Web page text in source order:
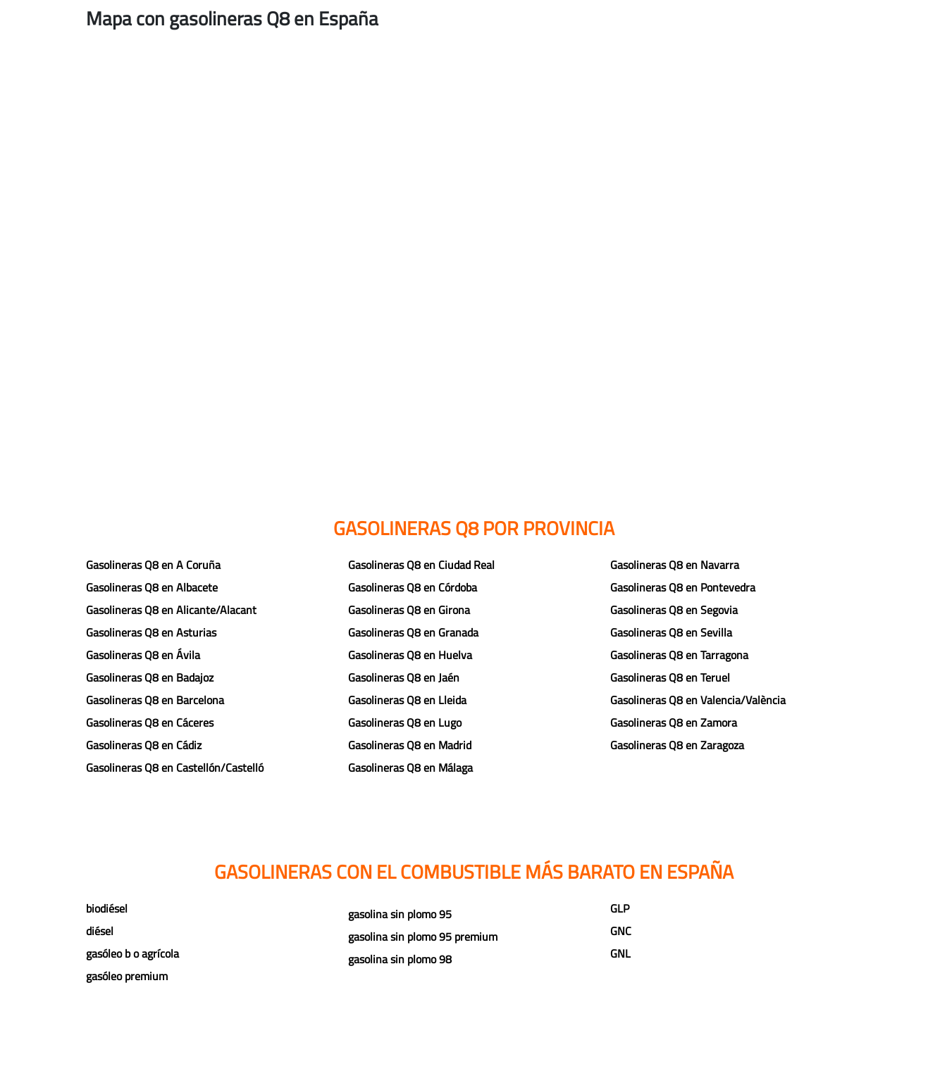
Mapa con gasolineras Q8 en España
GASOLINERAS Q8 POR PROVINCIA
Gasolineras Q8 en A Coruña
Gasolineras Q8 en Albacete
Gasolineras Q8 en Alicante/Alacant
Gasolineras Q8 en Asturias
Gasolineras Q8 en Ávila
Gasolineras Q8 en Badajoz
Gasolineras Q8 en Barcelona
Gasolineras Q8 en Cáceres
Gasolineras Q8 en Cádiz
Gasolineras Q8 en Castellón/Castelló
Gasolineras Q8 en Ciudad Real
Gasolineras Q8 en Córdoba
Gasolineras Q8 en Girona
Gasolineras Q8 en Granada
Gasolineras Q8 en Huelva
Gasolineras Q8 en Jaén
Gasolineras Q8 en Lleida
Gasolineras Q8 en Lugo
Gasolineras Q8 en Madrid
Gasolineras Q8 en Málaga
Gasolineras Q8 en Navarra
Gasolineras Q8 en Pontevedra
Gasolineras Q8 en Segovia
Gasolineras Q8 en Sevilla
Gasolineras Q8 en Tarragona
Gasolineras Q8 en Teruel
Gasolineras Q8 en Valencia/València
Gasolineras Q8 en Zamora
Gasolineras Q8 en Zaragoza
GASOLINERAS CON EL COMBUSTIBLE MÁS BARATO EN ESPAÑA
biodiésel
diésel
gasóleo b o agrícola
gasóleo premium
gasolina sin plomo 95
gasolina sin plomo 95 premium
gasolina sin plomo 98
GLP
GNC
GNL